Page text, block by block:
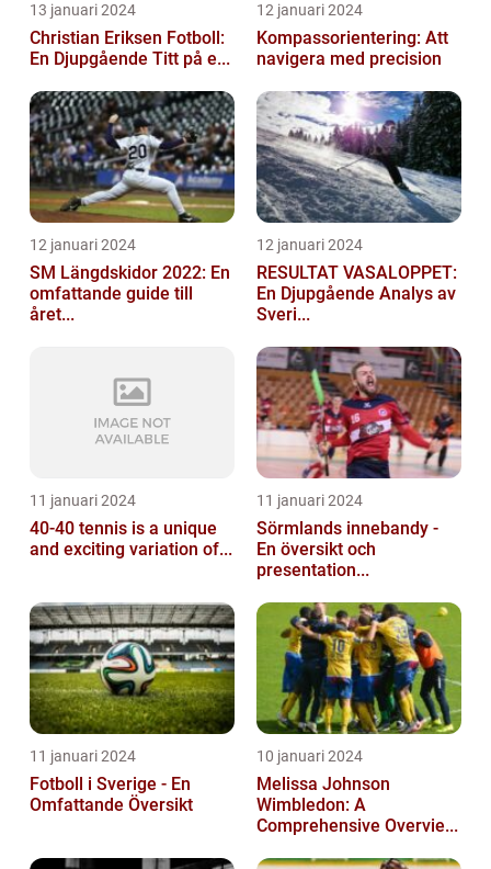
13 januari 2024
Christian Eriksen Fotboll:
En Djupgående Titt på e...
12 januari 2024
Kompassorientering: Att
navigera med precision
12 januari 2024
SM Längdskidor 2022: En
omfattande guide till
året...
12 januari 2024
RESULTAT VASALOPPET:
En Djupgående Analys av
Sveri...
11 januari 2024
40-40 tennis is a unique
and exciting variation of...
11 januari 2024
Sörmlands innebandy -
En översikt och
presentation...
11 januari 2024
Fotboll i Sverige - En
Omfattande Översikt
10 januari 2024
Melissa Johnson
Wimbledon: A
Comprehensive Overvie...